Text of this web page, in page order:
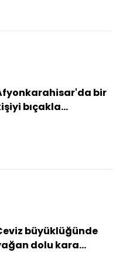
bir
bıçakla
büyüklüğünde
dolu kara